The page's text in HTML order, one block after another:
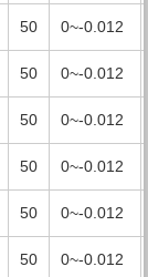
50 0~-0.012
50 0~-0.012
50 0~-0.012
50 0~-0.012
50 0~-0.012
50 0~-0.012